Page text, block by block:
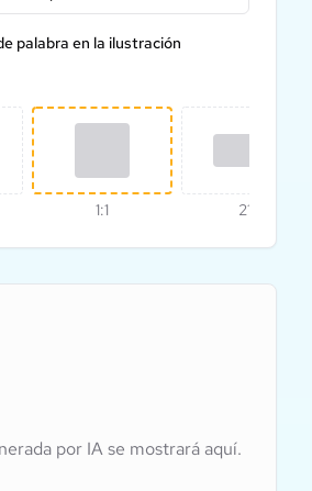
palabra en la ilustración
1:1 21:9
por IA se mostrará aquí.